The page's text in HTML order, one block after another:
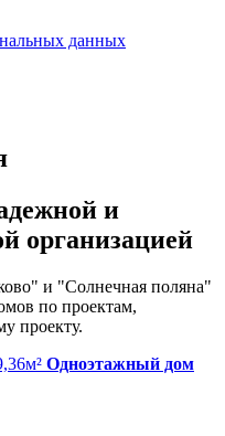
данных
и
организацией
и "Солнечная поляна"
по проектам,
проекту.
Одноэтажный дом